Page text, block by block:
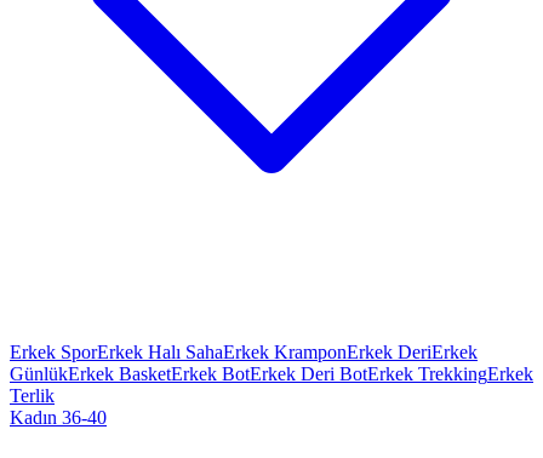
Erkek SporErkek Halı SahaErkek KramponErkek DeriErkek
GünlükErkek BasketErkek BotErkek Deri BotErkek TrekkingErkek
Terlik
Kadın 36-40